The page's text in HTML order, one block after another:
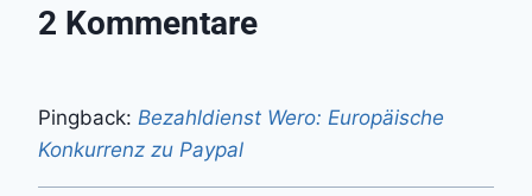
2 Kommentare
Pingback: Bezahldienst Wero: Europäische
Konkurrenz zu Paypal